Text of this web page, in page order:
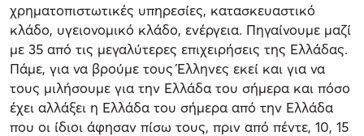
χρηματοπιστωτικές υπηρεσίες, κατασκευαστικό
κλάδο, υγειονομικό κλάδο, ενέργεια. Πηγαίνουμε μαζί
με 35 από τις μεγαλύτερες επιχειρήσεις της Ελλάδας.
Πάμε, για να βρούμε τους Έλληνες εκεί και για να
τους μιλήσουμε για την Ελλάδα του σήμερα και πόσο
έχει αλλάξει η Ελλάδα του σήμερα από την Ελλάδα
που οι ίδιοι άφησαν πίσω τους, πριν από πέντε, 10, 15